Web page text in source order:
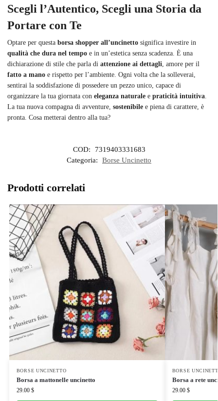
Scegli l’Autentico, Scegli una Storia da
Portare con Te
Optare per questa borsa shopper all’uncinetto significa investire in
qualità che dura nel tempo e in un’estetica senza scadenza. È una
dichiarazione di stile che parla di attenzione ai dettagli , amore per il
fatto a mano e rispetto per l’ambiente. Ogni volta che la solleverai,
sentirai la soddisfazione di possedere un pezzo unico, capace di
organizzare la tua giornata con eleganza naturale e praticità intuitiva
La tua nuova compagna di avventure, sostenibile e piena di carattere, è
pronta. Cosa metterai dentro alla tua?
COD:
7319403331683
Categoria:
Borse Uncinetto
Prodotti correlati
BORSE UNCINETTO
Borsa a mattonelle uncinetto
29.00 $
BORSE
Borsa a rete
29.00 $